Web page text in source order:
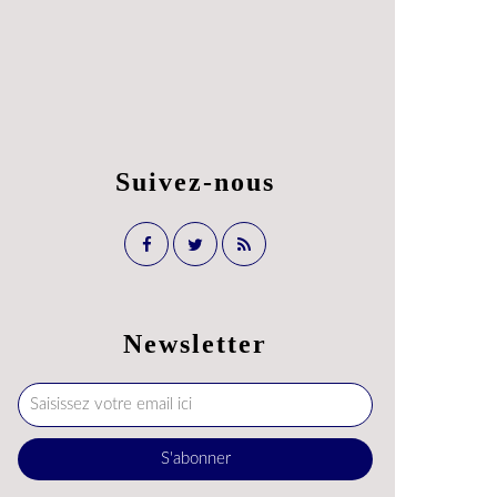
Newsletter
Suivez-nous